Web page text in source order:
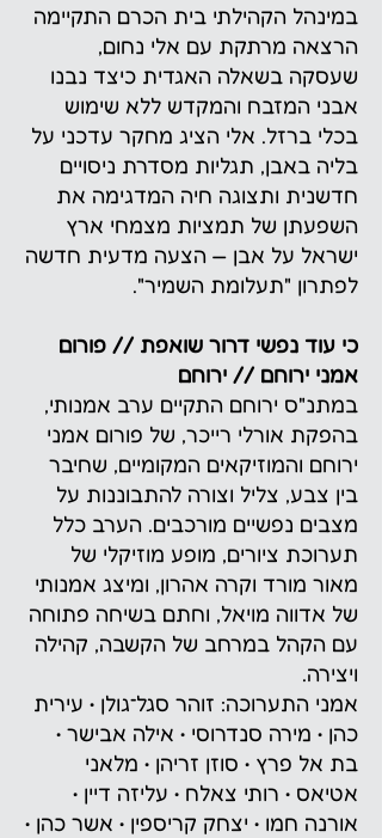
במינהל הקהילתי בית הכרם התקיימה
הרצאה מרתקת עם אלי נחום,
שעסקה בשאלה האגדית כיצד נבנו
אבני המזבח והמקדש ללא שימוש
בכלי ברזל. אלי הציג מחקר עדכני על
בליה באבן, תגליות מסדרת ניסויים
חדשנית ותצוגה חיה המדגימה את
השפעתן של תמציות מצמחי ארץ
ישראל על אבן — הצעה מדעית חדשה
לפתרון "תעלומת השמיר".
כי עוד נפשי דרור שואפת // פורום
אמני ירוחם // ירוחם
במתנ"ס ירוחם התקיים ערב אמנותי,
בהפקת אורלי רייכר, של פורום אמני
ירוחם והמוזיקאים המקומיים, שחיבר
בין צבע, צליל וצורה להתבוננות על
מצבים נפשיים מורכבים. הערב כלל
תערוכת ציורים, מופע מוזיקלי של
מאור מורד וקרה אהרון, ומיצג אמנותי
של אדווה מויאל, וחתם בשיחה פתוחה
עם הקהל במרחב של הקשבה, קהילה
ויצירה.
אמני התערוכה: זוהר סגל־גולן • עירית
כהן • מירה סנדרוסי • אילה אבישר •
בת אל פרץ • סוזן זריהן • מלאני
אטיאס • רותי צאלח • עליזה דיין •
אורנה חמו • יצחק קריספין • אשר כהן •